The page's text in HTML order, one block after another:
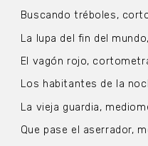
Buscando tréboles,
La lupa del fin del
El vagón rojo,
Los habitantes de la
La vieja guardia,
Que pase el aserrador,